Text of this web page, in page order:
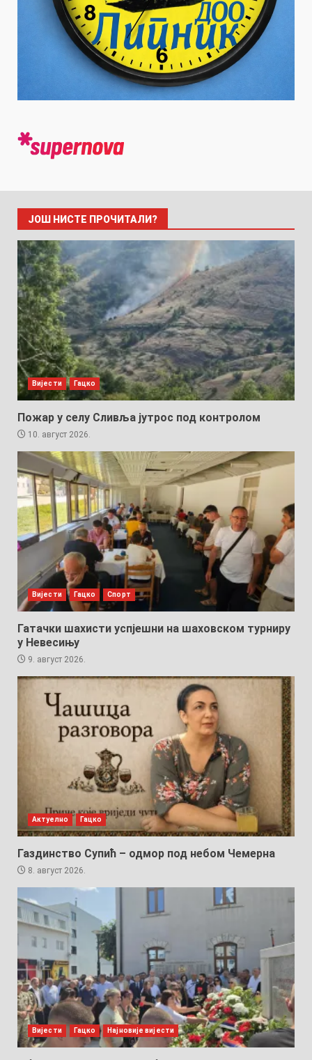
ЈОШ НИСТЕ ПРОЧИТАЛИ?
Вијести Гацко
Пожар у селу Сливља јутрос под контролом
10. август 2026.
Вијести Гацко Спорт
Гатачки шахисти успјешни на шаховском турниру
у Невесињу
9. август 2026.
Актуелно Гацко
Газдинство Супић – одмор под небом Чемерна
8. август 2026.
Вијести Гацко Најновије вијести